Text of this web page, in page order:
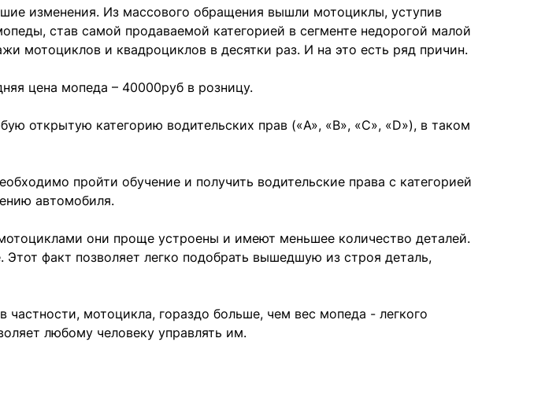
изменения. Из массового обращения вышли мотоциклы, уступив
став самой продаваемой категорией в сегменте недорогой малой
мотоциклов и квадроциклов в десятки раз. И на это есть ряд причин.
цена мопеда – 40000руб в розницу.
открытую категорию водительских прав («A», «B», «C», «D»), в таком
пройти обучение и получить водительские права с категорией
автомобиля.
они проще устроены и имеют меньшее количество деталей.
факт позволяет легко подобрать вышедшую из строя деталь,
мотоцикла, гораздо больше, чем вес мопеда - легкого
любому человеку управлять им.